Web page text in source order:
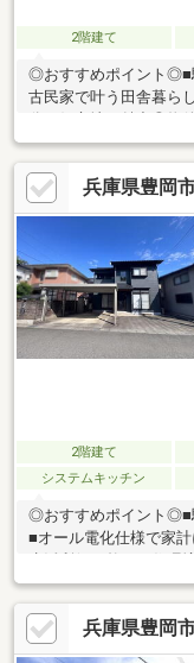
2階建て
◎おすすめポイント◎■
古民家で叶う田舎暮ら
分の好立地も魅力◎物
歩約25分■豊岡市立豊
ル 豊岡正法寺パーク
店：徒歩約7分◆ホー
相談ください♪メール
『お家探し』『ご売
『アーキホームライフ
兵庫県豊岡
2階建て
システムキッチン
◎おすすめポイント◎■
■オール電化仕様で家
鶴野小学校：徒歩約7
ザールタウン豊岡メガ
不動産◆当日の内覧・
でも各種ご相談を承っ
兵庫県豊岡